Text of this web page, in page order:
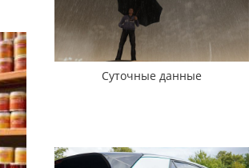
Суточные данные